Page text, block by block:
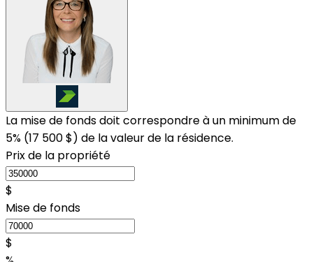
La mise de fonds doit correspondre à un minimum de
5% (17 500 $) de la valeur de la résidence.
Prix de la propriété
$
Mise de fonds
$